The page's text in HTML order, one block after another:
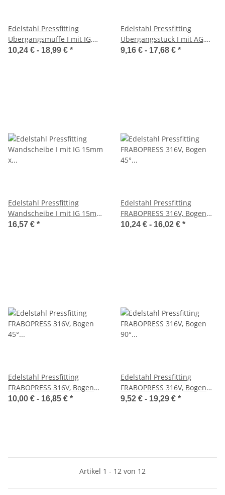
Edelstahl Pressfitting
Übergangsmuffe I mit IG,
FRABOPRESS 316V, V-Kontur,
10,24 € - 18,99 € *
Edelstahl Pressfitting
Übergangsstück I mit AG,
FRABOPRESS 316V, V-Kontur,
9,16 € - 17,68 € *
Edelstahl Pressfitting
Wandscheibe I mit IG 15mm
x 1/2", FRABOPRESS, V-
16,57 € *
Edelstahl Pressfitting
FRABOPRESS 316V, Bogen
45° I/A, V-Kontur, DVGW
10,24 € - 16,02 € *
Edelstahl Pressfitting
FRABOPRESS 316V, Bogen
45° I/I, V-Kontur, DVGW
10,00 € - 16,85 € *
Edelstahl Pressfitting
FRABOPRESS 316V, Bogen
90° I/I, V-Kontur, DVGW
9,52 € - 19,29 € *
Artikel 1 - 12 von 12